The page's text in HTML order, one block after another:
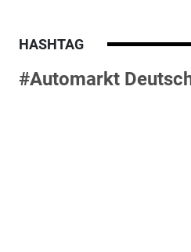
HASHTAG
#Automarkt